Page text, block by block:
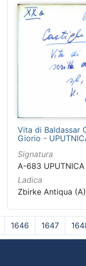
Vita di Baldassar
Giorio -
Signatura
A-683 UPUTNICA
Ladica
Zbirke Antiqua
1646 1647